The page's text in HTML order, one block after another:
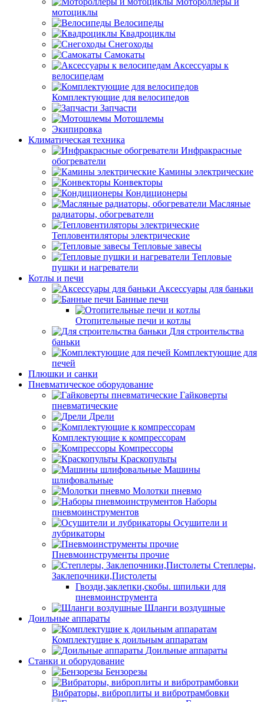
мотоциклы
Велосипеды
Квадроциклы
Снегоходы
Самокаты
Аксессуары к
велосипедам
Комплектующие для велосипедов
Запчасти
Мотошлемы
Экипировка
Климатическая техника
Инфракрасные
обогреватели
Камины электрические
Конвекторы
Кондиционеры
Масляные
радиаторы, обогреватели
Тепловентиляторы электрические
Тепловые завесы
Тепловые
пушки и нагреватели
Котлы и печи
Аксессуары для баньки
Банные печи
Отопительные печи и котлы
Для строительства
баньки
Комплектующие для
печей
Плюшки и санки
Пневматическое оборудование
Гайковерты
пневматические
Дрели
Комплектующие к компрессорам
Компрессоры
Краскопульты
Машины
шлифовальные
Молотки пневмо
Наборы
пневмоинструментов
Осушители и
лубрикаторы
Пневмоинструменты прочие
Степлеры,
Заклепочники,Пистолеты
Гвозди,заклепки,скобы. шпильки для
пневмоинструмента
Шланги воздушные
Доильные аппараты
Комплектущие к доильным аппаратам
Доильные аппараты
Станки и оборудование
Бензорезы
Вибраторы, виброплиты и вибротрамбовки